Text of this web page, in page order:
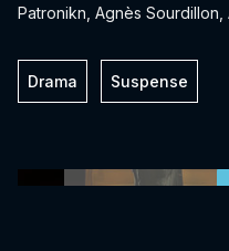
Patronikn, Agnès Sourdillon,
Drama Suspense